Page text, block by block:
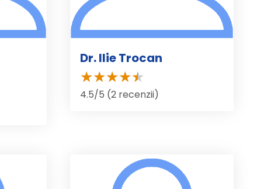
Dr. Ilie Trocan
4.5/5 (2 recenzii)